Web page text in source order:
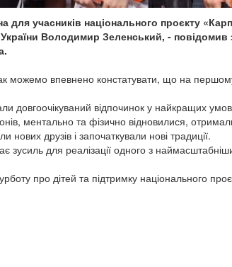
для учасників національного проєкту
Володимир Зеленський, - повідомив
можемо впевнено констатувати, що на
довгоочікуваний відпочинок у найкращих
ментально та фізично відновилися,
нових друзів і започаткували нові традиції.
зусиль для реалізації одного з
про дітей та підтримку національного